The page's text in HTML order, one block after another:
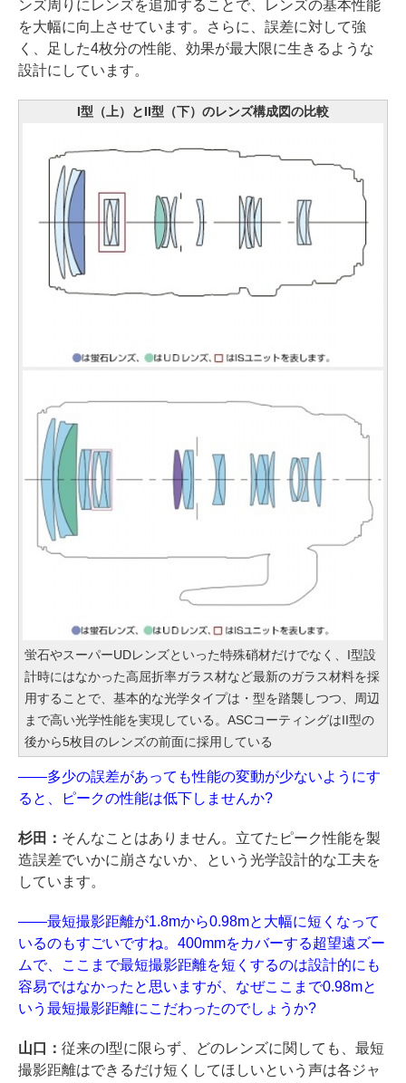
ンズ周りにレンズを追加することで、レンズの基本性能
を大幅に向上させています。さらに、誤差に対して強
く、足した4枚分の性能、効果が最大限に生きるような
設計にしています。
I型（上）とII型（下）のレンズ構成図の比較
蛍石やスーパーUDレンズといった特殊硝材だけでなく、I型設
計時にはなかった高屈折率ガラス材など最新のガラス材料を採
用することで、基本的な光学タイプは・型を踏襲しつつ、周辺
まで高い光学性能を実現している。ASCコーティングはII型の
後から5枚目のレンズの前面に採用している
――多少の誤差があっても性能の変動が少ないようにす
ると、ピークの性能は低下しませんか?
杉田： そんなことはありません。立てたピーク性能を製
造誤差でいかに崩さないか、という光学設計的な工夫を
しています。
――最短撮影距離が1.8mから0.98mと大幅に短くなって
いるのもすごいですね。400mmをカバーする超望遠ズー
ムで、ここまで最短撮影距離を短くするのは設計的にも
容易ではなかったと思いますが、なぜここまで0.98mと
いう最短撮影距離にこだわったのでしょうか?
山口： 従来のI型に限らず、どのレンズに関しても、最短
撮影距離はできるだけ短くしてほしいという声は各ジャ